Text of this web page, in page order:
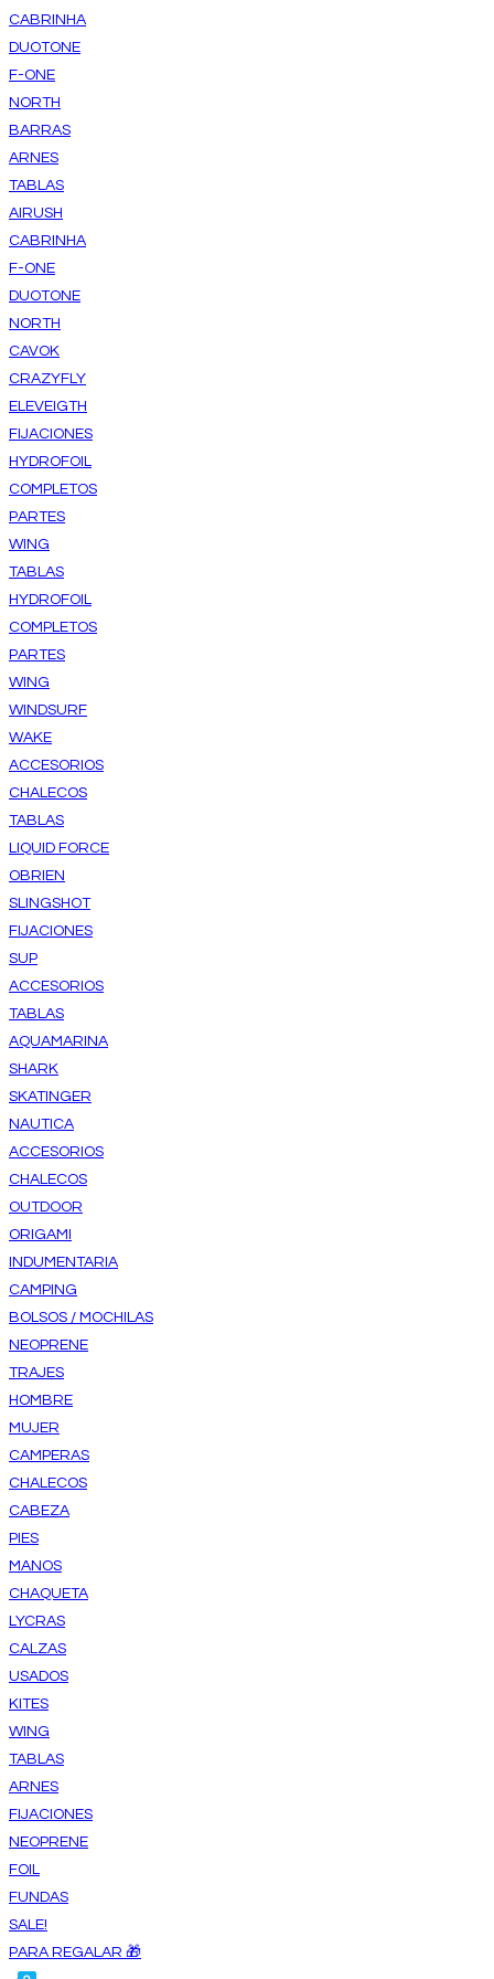
CABRINHA
DUOTONE
F-ONE
NORTH
BARRAS
ARNES
TABLAS
AIRUSH
CABRINHA
F-ONE
DUOTONE
NORTH
CAVOK
CRAZYFLY
ELEVEIGTH
FIJACIONES
HYDROFOIL
COMPLETOS
PARTES
WING
TABLAS
HYDROFOIL
COMPLETOS
PARTES
WING
WINDSURF
WAKE
ACCESORIOS
CHALECOS
TABLAS
LIQUID FORCE
OBRIEN
SLINGSHOT
FIJACIONES
SUP
ACCESORIOS
TABLAS
AQUAMARINA
SHARK
SKATINGER
NAUTICA
ACCESORIOS
CHALECOS
OUTDOOR
ORIGAMI
INDUMENTARIA
CAMPING
BOLSOS / MOCHILAS
NEOPRENE
TRAJES
HOMBRE
MUJER
CAMPERAS
CHALECOS
CABEZA
PIES
MANOS
CHAQUETA
LYCRAS
CALZAS
USADOS
KITES
WING
TABLAS
ARNES
FIJACIONES
NEOPRENE
FOIL
FUNDAS
SALE!
PARA REGALAR 🎁